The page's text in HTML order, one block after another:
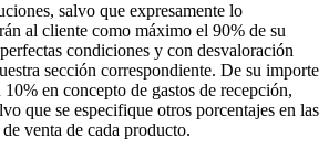
salvo que expresamente lo
al cliente como máximo el 90% de su
condiciones y con desvaloración
sección correspondiente. De su importe
en concepto de gastos de recepción,
que se especifique otros porcentajes en las
venta de cada producto.